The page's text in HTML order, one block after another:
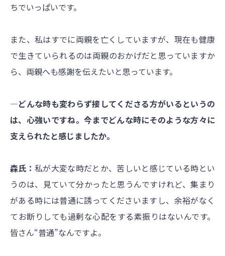
ちでいっぱいです。
また、私はすでに両親を亡くしていますが、現在も健康
で生きていられるのは両親のおかげだと思っていますか
ら、両親へも感謝を伝えたいと思っています。
―どんな時も変わらず接してくださる方がいるというの
は、心強いですね。今までどんな時にそのような方々に
支えられたと感じましたか。
森氏： 私が大変な時だとか、苦しいと感じている時とい
うのは、見ていて分かったと思うんですけれど、集まり
がある時には普通に誘ってくださいますし、余裕がなく
てお断りしても過剰な心配をする素振りはないんです。
皆さん“普通”なんですよ。